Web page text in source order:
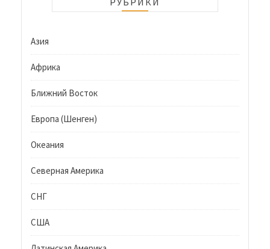
Азия
Африка
Ближний Восток
Европа (Шенген)
Океания
Северная Америка
СНГ
США